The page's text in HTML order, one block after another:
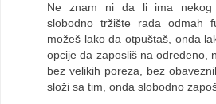
Ne znam ni da li ima nekog
slobodno tržište rada odmah
možeš lako da otpuštaš, onda
opcije da zaposliš na određeno,
bez velikih poreza, bez
složi sa tim, onda slobodno